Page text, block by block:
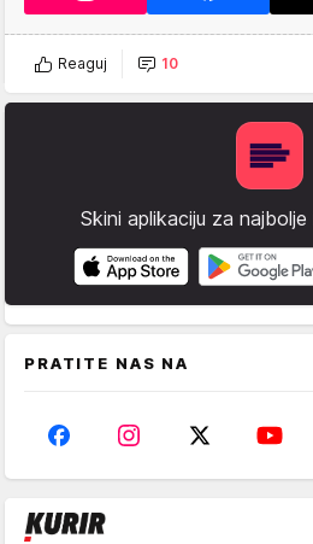
Reaguj 10
Skini aplikaciju za
PRATITE NAS NA